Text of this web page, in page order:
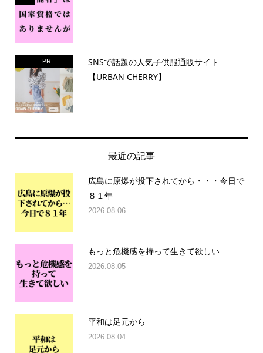
PR
SNSで話題の人気子供服通販サイト
【URBAN CHERRY】
最近の記事
広島に原爆が投下されてから・・・今日で
８１年
2026.08.06
もっと危機感を持って生きて欲しい
2026.08.05
平和は足元から
2026.08.04